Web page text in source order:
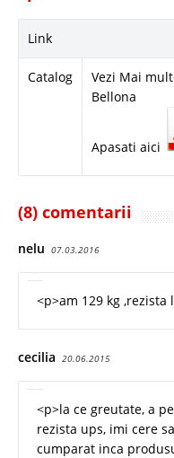
Link
Catalog
Vezi Mai
Bellona
Apasati aici
(8) comentarii
nelu 07.03.2016
<p>am 129 kg
cecilia 20.06.2015
<p>la ce greutate, a
rezista ups, imi cere
cumparat inca